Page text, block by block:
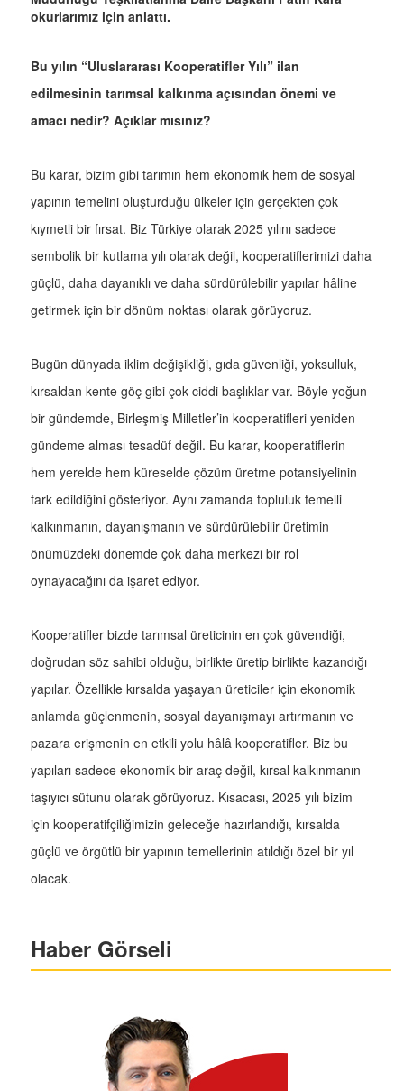
okurlarımız için anlattı.
Bu yılın “Uluslararası Kooperatifler Yılı” ilan
edilmesinin tarımsal kalkınma açısından önemi ve
amacı nedir? Açıklar mısınız?
Bu karar, bizim gibi tarımın hem ekonomik hem de sosyal
yapının temelini oluşturduğu ülkeler için gerçekten çok
kıymetli bir fırsat. Biz Türkiye olarak 2025 yılını sadece
sembolik bir kutlama yılı olarak değil, kooperatiflerimizi daha
güçlü, daha dayanıklı ve daha sürdürülebilir yapılar hâline
getirmek için bir dönüm noktası olarak görüyoruz.
Bugün dünyada iklim değişikliği, gıda güvenliği, yoksulluk,
kırsaldan kente göç gibi çok ciddi başlıklar var. Böyle yoğun
bir gündemde, Birleşmiş Milletler’in kooperatifleri yeniden
gündeme alması tesadüf değil. Bu karar, kooperatiflerin
hem yerelde hem küreselde çözüm üretme potansiyelinin
fark edildiğini gösteriyor. Aynı zamanda topluluk temelli
kalkınmanın, dayanışmanın ve sürdürülebilir üretimin
önümüzdeki dönemde çok daha merkezi bir rol
oynayacağını da işaret ediyor.
Kooperatifler bizde tarımsal üreticinin en çok güvendiği,
doğrudan söz sahibi olduğu, birlikte üretip birlikte kazandığı
yapılar. Özellikle kırsalda yaşayan üreticiler için ekonomik
anlamda güçlenmenin, sosyal dayanışmayı artırmanın ve
pazara erişmenin en etkili yolu hâlâ kooperatifler. Biz bu
yapıları sadece ekonomik bir araç değil, kırsal kalkınmanın
taşıyıcı sütunu olarak görüyoruz. Kısacası, 2025 yılı bizim
için kooperatifçiliğimizin geleceğe hazırlandığı, kırsalda
güçlü ve örgütlü bir yapının temellerinin atıldığı özel bir yıl
olacak.
Haber Görseli